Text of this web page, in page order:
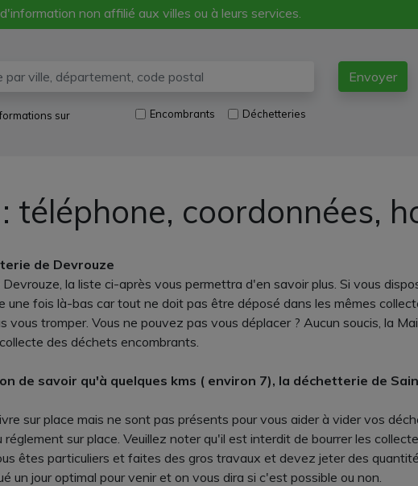
non affilié aux villes ou à leurs services.
Envoyer
sur Encombrants Déchetteries
téléphone, coordonnées,
de Devrouze
la liste ci-après vous permettra d'en savoir plus. Si vous
fois là-bas car tout ne doit pas être déposé dans les mêmes
tromper. Vous ne pouvez pas vous déplacer ? Aucun soucis, la
des déchets encombrants.
de savoir qu'à quelques kms ( environ 7), la déchetterie de
sur place mais ne sont pas présents pour vous aider à vider vos
sur place. Veuillez noter qu'il est interdit de bourrer les
êtes particuliers et faites des gros travaux et devez jeter des
un jour optimal pour venir et on vous dira si c'est possible ou non.